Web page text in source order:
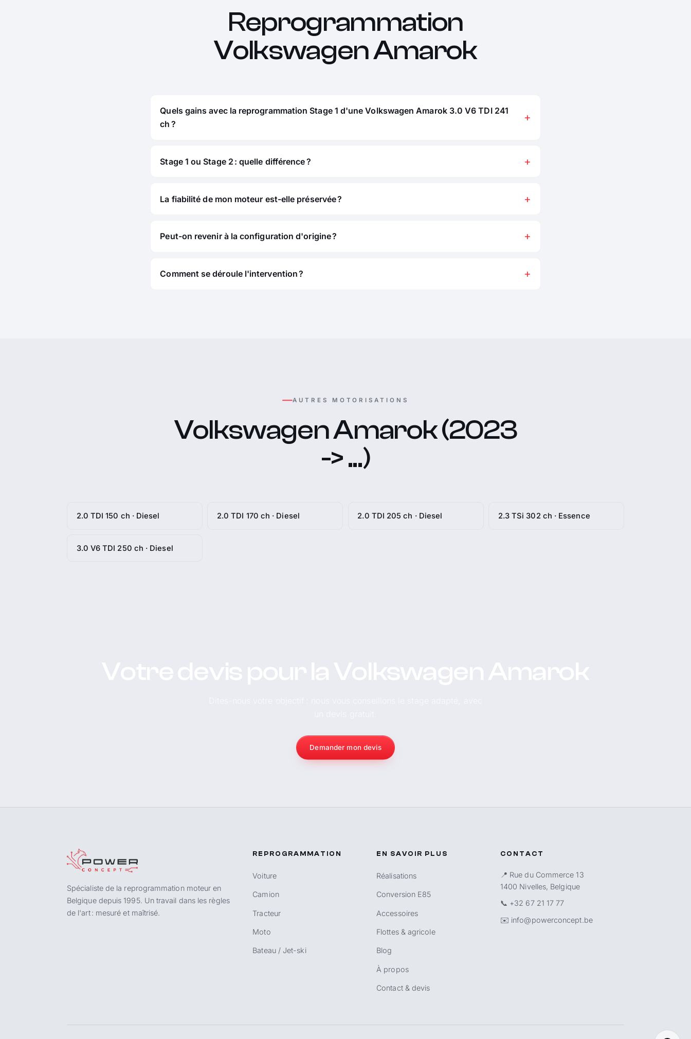
Reprogrammation
Volkswagen Amarok
Quels gains avec la reprogrammation Stage 1 d'une Volkswagen Amarok 3.0 V6 TDI 241
ch ?
Stage 1 ou Stage 2 : quelle différence ?
La fiabilité de mon moteur est-elle préservée ?
Peut-on revenir à la configuration d'origine ?
Comment se déroule l'intervention ?
AUTRES MOTORISATIONS
Volkswagen Amarok (2023
-> ...)
2.0 TDI 150 ch · Diesel 2.0 TDI 170 ch · Diesel 2.0 TDI 205 ch · Diesel 2.3 TSi 302 ch · Essence
3.0 V6 TDI 250 ch · Diesel
Demander mon devis
Spécialiste de la reprogrammation moteur en
Belgique depuis 1995. Un travail dans les règles
de l'art : mesuré et maîtrisé.
REPROGRAMMATION
Voiture
Camion
Tracteur
Moto
Bateau / Jet-ski
EN SAVOIR PLUS
Réalisations
Conversion E85
Accessoires
Flottes & agricole
Blog
À propos
Contact & devis
CONTACT
📍 Rue du Commerce 13
1400 Nivelles, Belgique
📞 +32 67 21 17 77
✉️ info@powerconcept.be